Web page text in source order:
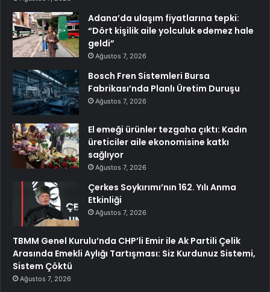
Adana’da ulaşım fiyatlarına tepki:
“Dört kişilik aile yolculuk edemez hale
geldi”
Ağustos 7, 2026
Bosch Fren Sistemleri Bursa
Fabrikası’nda Planlı Üretim Duruşu
Ağustos 7, 2026
El emeği ürünler tezgaha çıktı: Kadın
üreticiler aile ekonomisine katkı
sağlıyor
Ağustos 7, 2026
Çerkes Soykırımı’nın 162. Yılı Anma
Etkinliği
Ağustos 7, 2026
TBMM Genel Kurulu’nda CHP’li Emir ile Ak Partili Çelik
Arasında Emekli Aylığı Tartışması: Siz Kurdunuz Sistemi,
Sistem Çöktü
Ağustos 7, 2026